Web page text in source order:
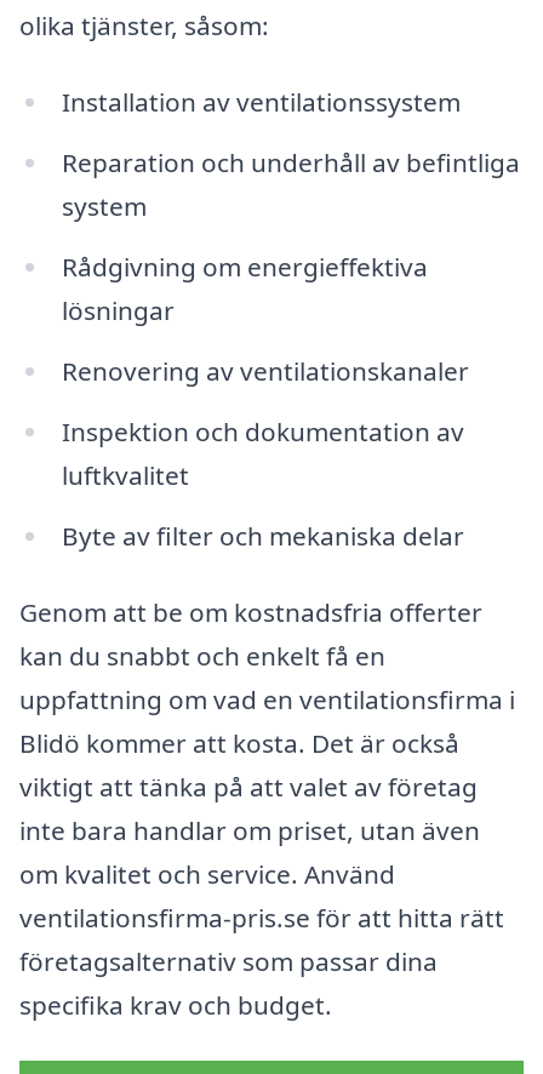
olika tjänster, såsom:
Installation av ventilationssystem
Reparation och underhåll av befintliga
system
Rådgivning om energieffektiva
lösningar
Renovering av ventilationskanaler
Inspektion och dokumentation av
luftkvalitet
Byte av filter och mekaniska delar
Genom att be om kostnadsfria offerter
kan du snabbt och enkelt få en
uppfattning om vad en ventilationsfirma i
Blidö kommer att kosta. Det är också
viktigt att tänka på att valet av företag
inte bara handlar om priset, utan även
om kvalitet och service. Använd
ventilationsfirma-pris.se för att hitta rätt
företagsalternativ som passar dina
specifika krav och budget.